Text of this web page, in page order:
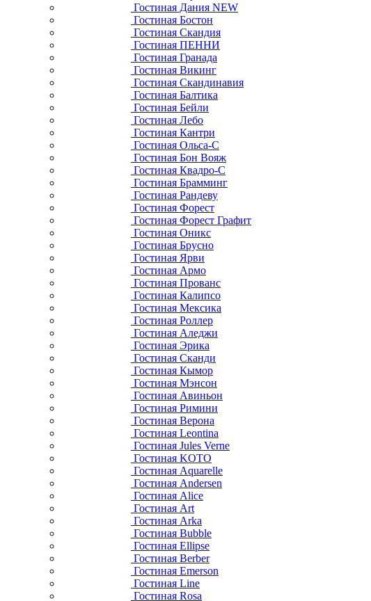
Гостиная Дания NEW
Гостиная Бостон
Гостиная Скандия
Гостиная ПЕННИ
Гостиная Гранада
Гостиная Викинг
Гостиная Скандинавия
Гостиная Балтика
Гостиная Бейли
Гостиная Лебо
Гостиная Кантри
Гостиная Ольса-С
Гостиная Бон Вояж
Гостиная Квадро-С
Гостиная Брамминг
Гостиная Рандеву
Гостиная Форест
Гостиная Форест Графит
Гостиная Оникс
Гостиная Брусно
Гостиная Ярви
Гостиная Армо
Гостиная Прованс
Гостиная Калипсо
Гостиная Мексика
Гостиная Роллер
Гостиная Аледжи
Гостиная Эрика
Гостиная Сканди
Гостиная Кымор
Гостиная Мэнсон
Гостиная Авиньон
Гостиная Римини
Гостиная Верона
Гостиная Leontina
Гостиная Jules Verne
Гостиная KOTO
Гостиная Aquarelle
Гостиная Andersen
Гостиная Alice
Гостиная Art
Гостиная Arka
Гостиная Bubble
Гостиная Ellipse
Гостиная Berber
Гостиная Emerson
Гостиная Line
Гостиная Rosa